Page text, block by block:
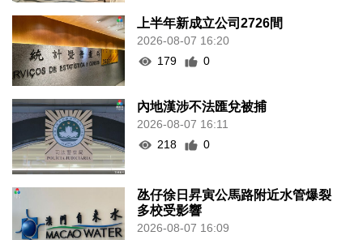
上半年新成立公司2726間
2026-08-07 16:20
179
0
內地漢涉不法匯兌被捕
2026-08-07 16:11
218
0
氹仔徐日昇寅公馬路附近水管爆裂
多校受影響
2026-08-07 16:09